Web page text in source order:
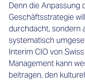
Denn die Anpassung
Geschäftsstrategie
durchdacht, sondern
systematisch
Interim CIO von
Management kann
beitragen, den